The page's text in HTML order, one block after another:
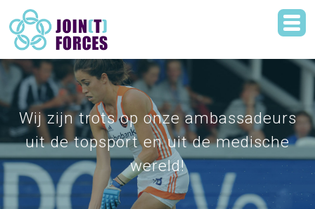
Wij zijn trots op onze ambassadeurs
uit de topsport en uit de medische
wereld!